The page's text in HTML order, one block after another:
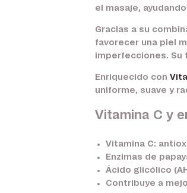
el masaje,
Gracias a su
favorecer una piel
imperfecciones. Su
Enriquecido con
uniforme, suave y
Vitamina C y
Vitamina C:
Enzimas de
Ácido glicólico
Contribuye a